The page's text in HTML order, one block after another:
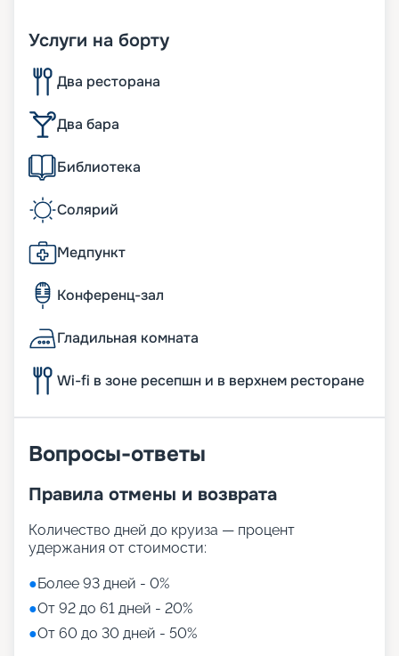
Услуги на борту
Два ресторана
Два бара
Библиотека
Солярий
Медпункт
Конференц-зал
Гладильная комната
Wi-fi в зоне ресепшн и в верхнем ресторане
Вопросы-ответы
Правила отмены и возврата
Количество дней до круиза — процент
удержания от стоимости:
●Более 93 дней - 0%
●От 92 до 61 дней - 20%
●От 60 до 30 дней - 50%